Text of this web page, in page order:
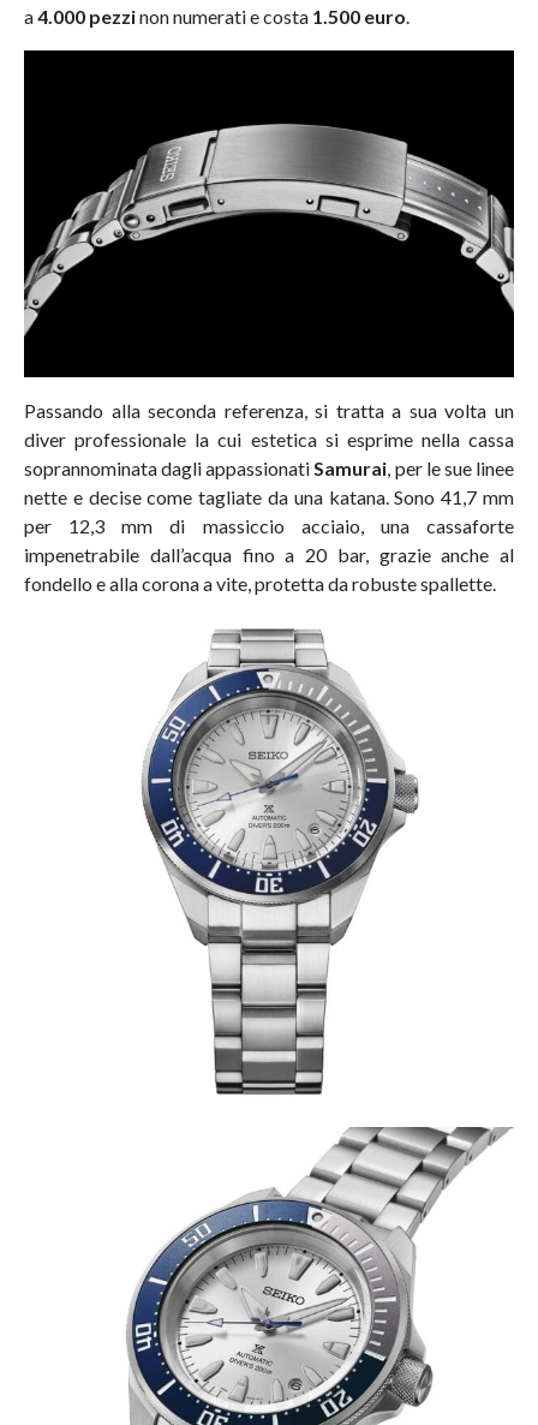
a4.000 pezzinon numerati e costa 1.500 euro
Passando alla seconda referenza, si tratta a sua volta un
diver professionale la cui estetica si esprime nella cassa
soprannominata dagli appassionati Samurai , per le sue linee
nette e decise come tagliate da una katana. Sono 41,7 mm
per 12,3 mm di massiccio acciaio, una cassaforte
impenetrabile dall’acqua fino a 20 bar, grazie anche al
fondello e alla corona a vite, protetta da robuste spallette.